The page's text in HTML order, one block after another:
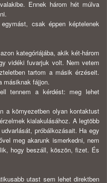
Ennek három hét múlva
csak éppen képtelenek
kategóriájába, akik két-három
vidéki fuvarjuk volt. Nem vetem
tartom a másik érzéseit.
másiknak fájjon.
tennem a kérdést: meg lehet
a környezetben olyan kontaktust
kialakulásához. A legtöbb
próbálkozásait. Ha egy
meg akarunk ismerkedni, nem
hogy beszáll, köszön, fizet. És
utast sem lehet direktben